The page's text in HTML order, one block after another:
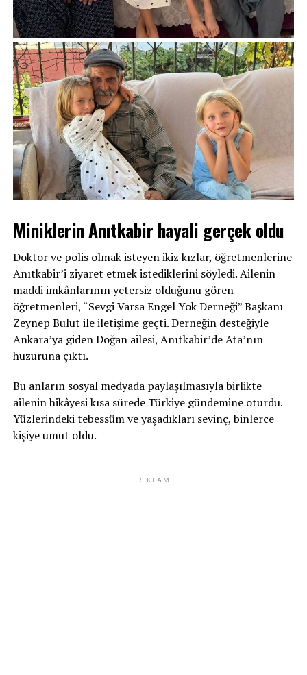
Miniklerin Anıtkabir hayali gerçek oldu
Doktor ve polis olmak isteyen ikiz kızlar, öğretmenlerine
Anıtkabir’i ziyaret etmek istediklerini söyledi. Ailenin
maddi imkânlarının yetersiz olduğunu gören
öğretmenleri, “Sevgi Varsa Engel Yok Derneği” Başkanı
Zeynep Bulut ile iletişime geçti. Derneğin desteğiyle
Ankara’ya giden Doğan ailesi, Anıtkabir’de Ata’nın
huzuruna çıktı.
Bu anların sosyal medyada paylaşılmasıyla birlikte
ailenin hikâyesi kısa sürede Türkiye gündemine oturdu.
Yüzlerindeki tebessüm ve yaşadıkları sevinç, binlerce
kişiye umut oldu.
REKLAM